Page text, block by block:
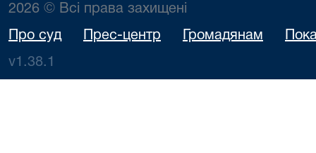
2026 © Всі права захищені
Про суд Прес-центр Громадянам
v1.38.1